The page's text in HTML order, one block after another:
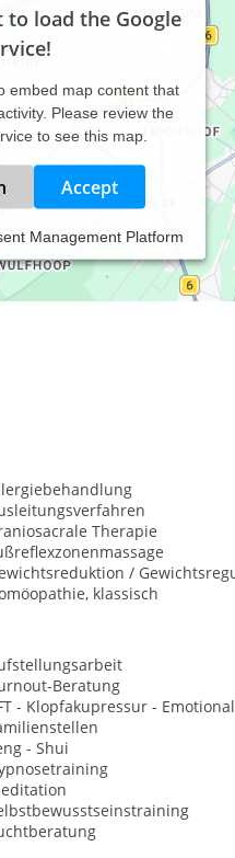
to load the Google
embed map content that
Please review the
to see this map.
Accept
Management Platform
vereine in meiner Praxis
auf den jeweiligen
Therapie
/
klassisch
Beratung
- Klopfakupressur -
- Shui